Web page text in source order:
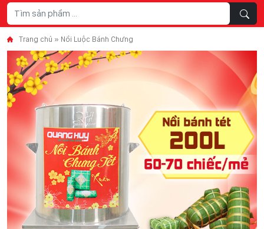
Skip to content
Trang chủ » Nồi Luộc Bánh Chưng